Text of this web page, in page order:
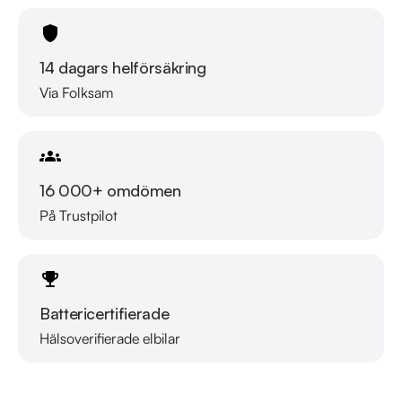
* Över 10 tusen omdömen på Trustpilot
* Kvalitetssäkrade bilar
märkesoberoende bilfirma! Alla våra bilar är leveransklara och
Eftersom vi har väldigt korta lagertider på våra bilar, så
68 för att kontrollera att fordonet finns kvar! Vi ordnar en
finansiering som passar just dina behov och erbjuder 14 dagar
försäkring kostnadsfritt i samarbete med Folksam, vi tar gärna
din gamla bil i inbyte. Kontakta anläggningen för mer
14 dagars helförsäkring
Via Folksam
16 000+ omdömen
På Trustpilot
Battericertifierade
Hälsoverifierade elbilar
Läs mer om oss